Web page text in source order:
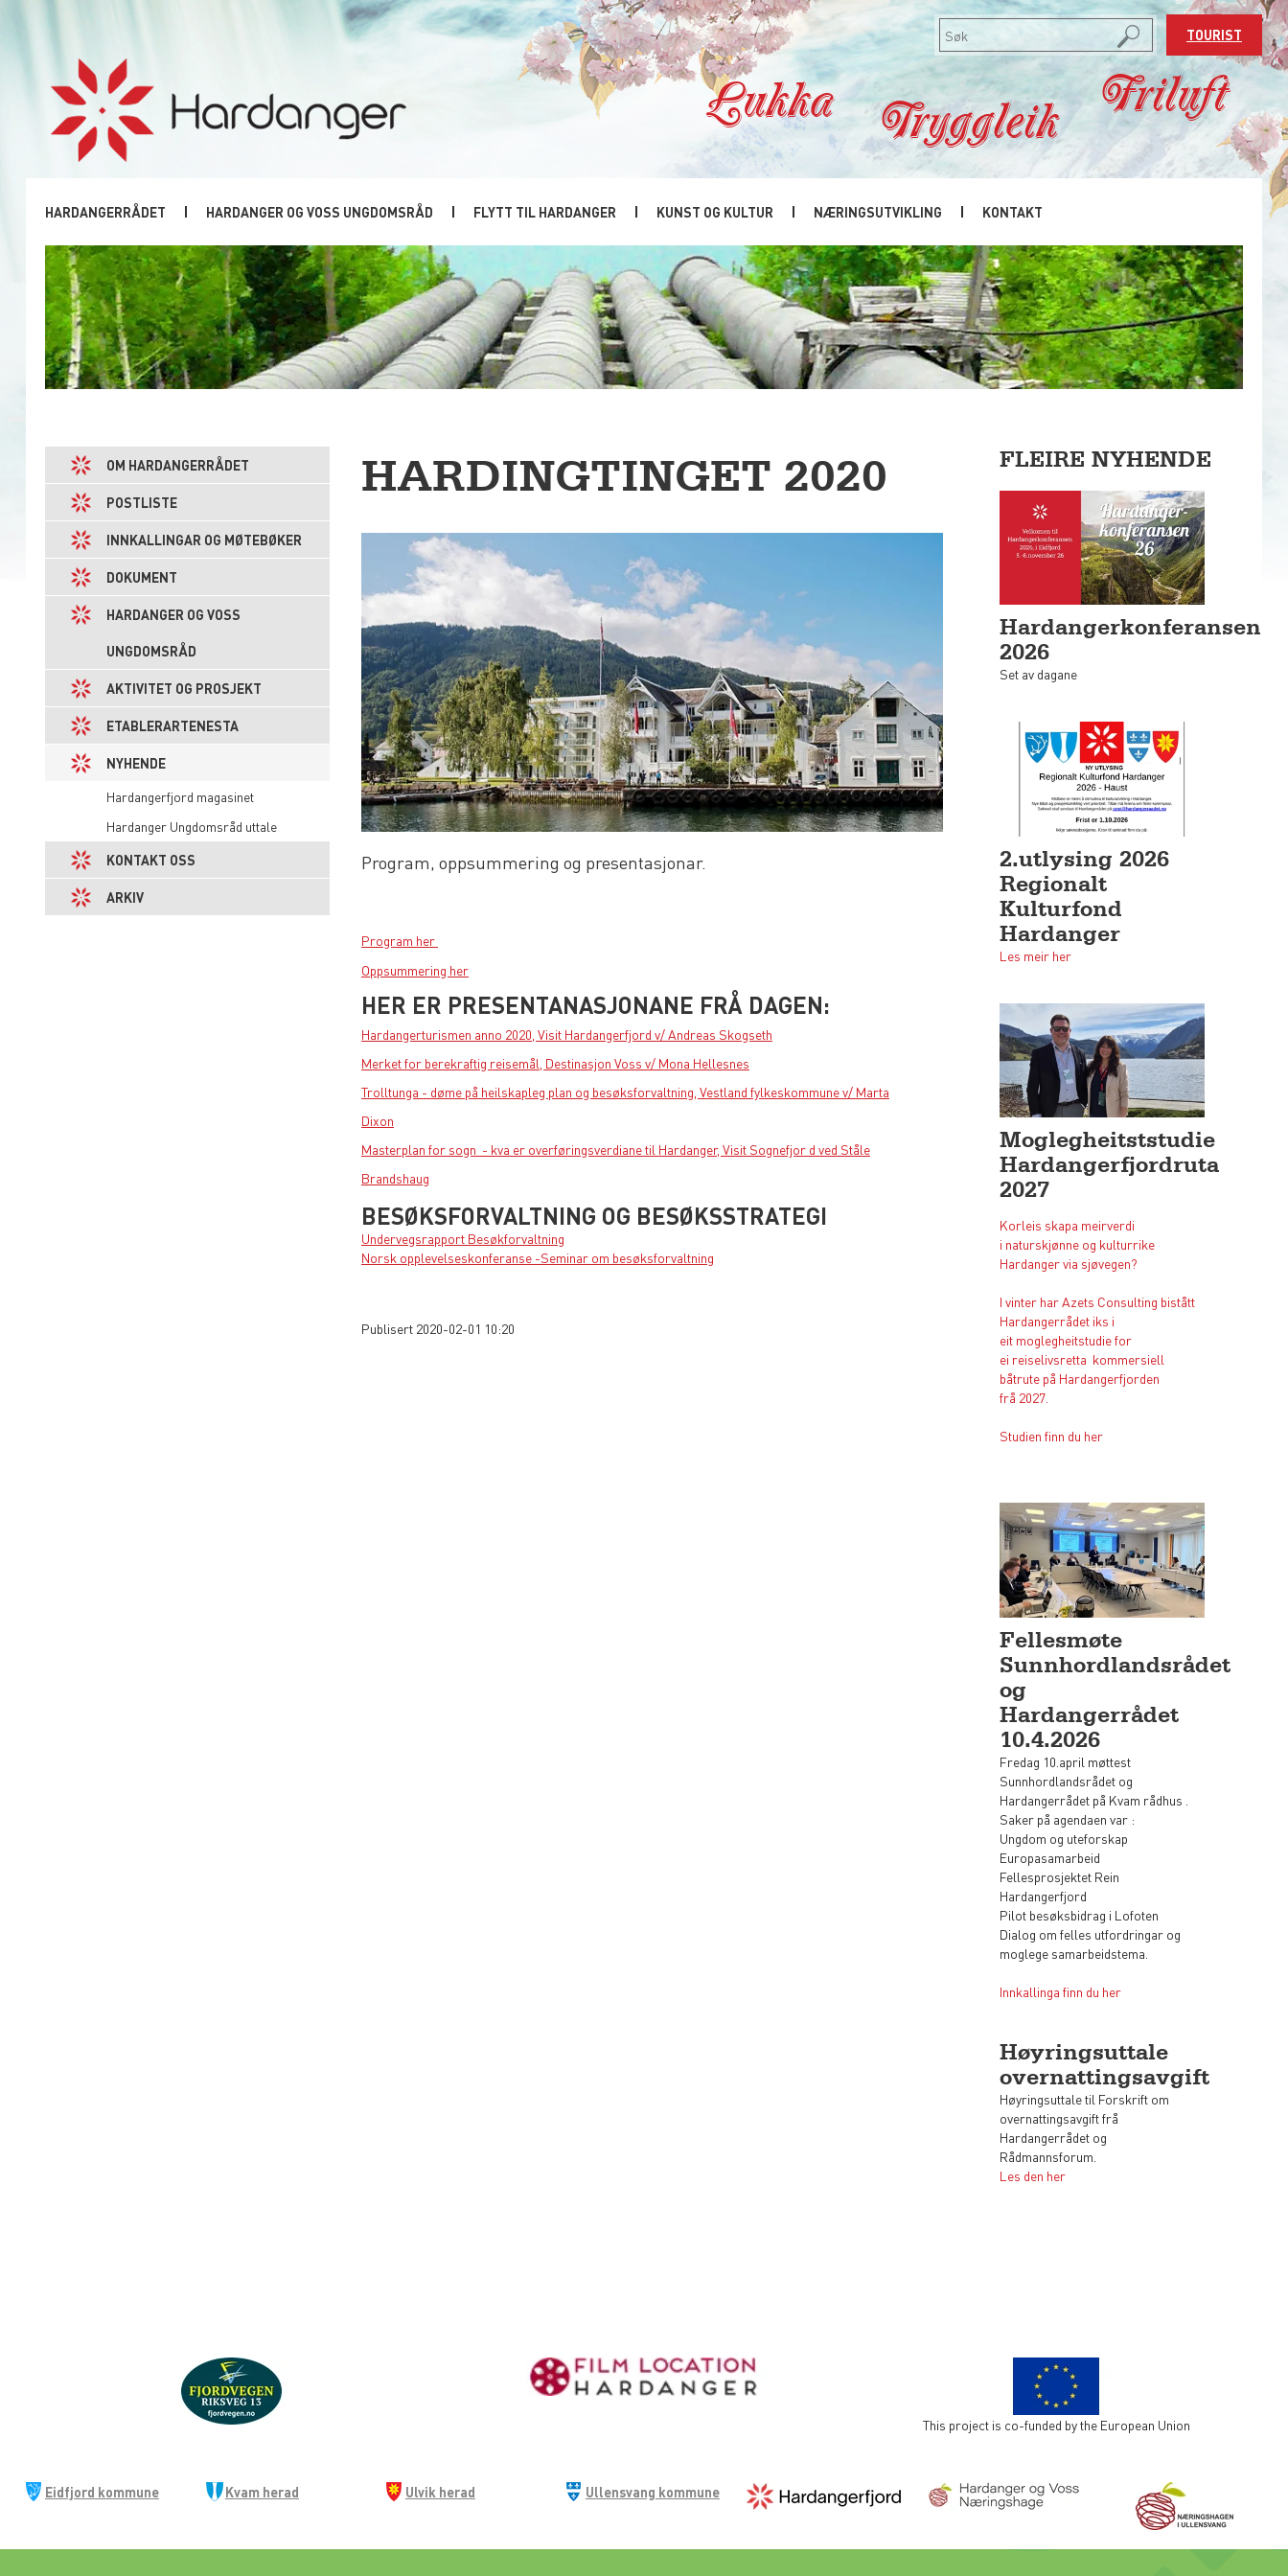
TOURIST
Friluft
Tryggleik
Lukka
HARDANGERRÅDET HARDANGER OG VOSS UNGDOMSRÅD FLYTT TIL HARDANGER KUNST OG KULTUR NÆRINGSUTVIKLING KONTAKT
OM HARDANGERRÅDET
POSTLISTE
INNKALLINGAR OG MØTEBØKER
DOKUMENT
HARDANGER OG VOSS
UNGDOMSRÅD
AKTIVITET OG PROSJEKT
ETABLERARTENESTA
NYHENDE
Hardangerfjord magasinet
Hardanger Ungdomsråd uttale
KONTAKT OSS
ARKIV
HARDINGTINGET 2020
Program, oppsummering og presentasjonar.
Program her
Oppsummering her
HER ER PRESENTANASJONANE FRÅ DAGEN:
Hardangerturismen anno 2020, Visit Hardangerfjord v/ Andreas Skogseth
Merket for berekraftig reisemål, Destinasjon Voss v/ Mona Hellesnes
Trolltunga - døme på heilskapleg plan og besøksforvaltning, Vestland fylkeskommune v/ Marta
Dixon
Masterplan for sogn - kva er overføringsverdiane til Hardanger, Visit Sognefjor d ved Ståle
Brandshaug
BESØKSFORVALTNING OG BESØKSSTRATEGI
Undervegsrapport Besøkforvaltning
Norsk opplevelseskonferanse -Seminar om besøksforvaltning
Publisert 2020-02-01 10:20
FLEIRE NYHENDE
Hardangerkonferansen
2026
Set av dagane
2.utlysing 2026
Regionalt
Kulturfond
Hardanger
Les meir her
Moglegheitststudie
Hardangerfjordruta
2027
Korleis skapa meirverdi
i naturskjønne og kulturrike
Hardanger via sjøvegen?
I vinter har Azets Consulting bistått
Hardangerrådet iks i
eit moglegheitstudie for
ei reiselivsretta kommersiell
båtrute på Hardangerfjorden
frå 2027.
Studien finn du her
Fellesmøte
Sunnhordlandsrådet
og
Hardangerrådet
10.4.2026
Fredag 10.april møttest
Sunnhordlandsrådet og
Hardangerrådet på Kvam rådhus .
Saker på agendaen var :
Ungdom og uteforskap
Europasamarbeid
Fellesprosjektet Rein
Hardangerfjord
Pilot besøksbidrag i Lofoten
Dialog om felles utfordringar og
moglege samarbeidstema.
Innkallinga finn du her
Høyringsuttale
overnattingsavgift
Høyringsuttale til Forskrift om
overnattingsavgift frå
Hardangerrådet og
Rådmannsforum.
Les den her
This project is co-funded by the European Union
Eidfjord kommune Kvam herad Ulvik herad Ullensvang kommune